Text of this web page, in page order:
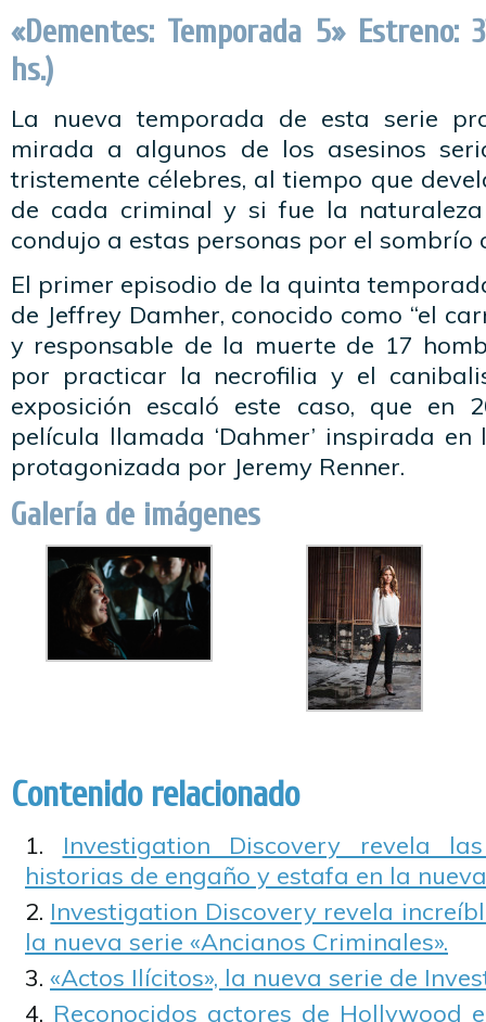
«Dementes: Temporada 5» Estreno:
hs.)
La nueva temporada de esta serie
mirada a algunos de los asesinos
tristemente célebres, al tiempo que
de cada criminal y si fue la
condujo a estas personas por el sombrío
El primer episodio de la quinta
de Jeffrey Damher, conocido como “el
y responsable de la muerte de 17
por practicar la necrofilia y el
exposición escaló este caso, que en
película llamada ‘Dahmer’ inspirada
protagonizada por Jeremy Renner.
Galería de imágenes
Contenido relacionado
Investigation Discovery revela
historias de engaño y estafa en la
Investigation Discovery revela
la nueva serie «Ancianos Criminales».
«Actos Ilícitos», la nueva serie de
Reconocidos actores de Hollywood